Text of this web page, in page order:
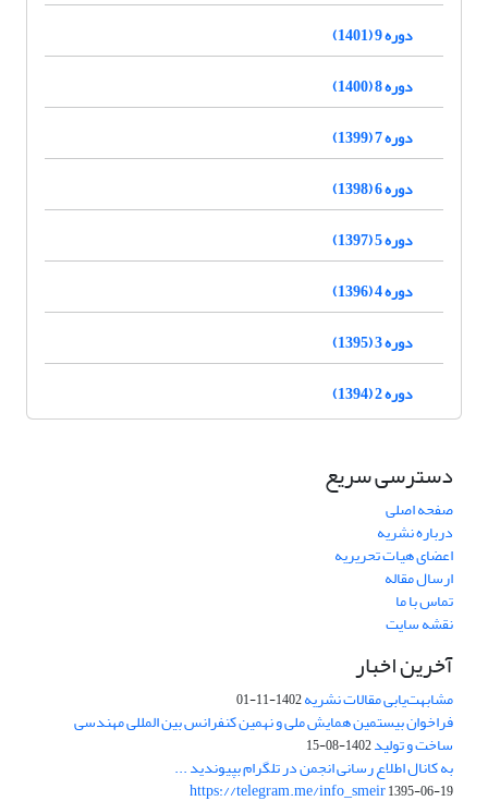
دوره 9 (1401)
دوره 8 (1400)
دوره 7 (1399)
دوره 6 (1398)
دوره 5 (1397)
دوره 4 (1396)
دوره 3 (1395)
دوره 2 (1394)
دسترسی سریع
صفحه اصلی
درباره نشریه
اعضای هیات تحریریه
ارسال مقاله
تماس با ما
نقشه سایت
آخرین اخبار
مشابهت‌یابی مقالات نشریه1402-11-01
فراخوان بیستمین همایش ملی و نهمین کنفرانس بین المللی مهندسی
ساخت و تولید1402-08-15
به کانال اطلاع رسانی انجمن در تلگرام بپیوندید ...
https://telegram.me/info_smeir1395-06-19